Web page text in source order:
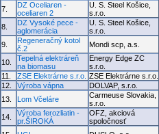
7.
DZ Oceliaren -
oceliaren 2
U. S. Steel Košice,
s.r.o.
8.
DZ Vysoké pece -
aglomerácia
U. S. Steel Košice,
s.r.o.
9.
Regeneračný kotol
č.2
Mondi scp, a.s.
10.
Tepelná elektráreň
na biomasu
Energy Edge ZC
s.r.o.
11.
ZSE Elektrárne s.r.o. ZSE Elektrárne s.r.o.
12.
Výroba vápna DOLVAP, s.r.o.
13.
Lom Včeláre
Carmeuse Slovakia,
s.r.o.
14.
Výroba ferozliatin -
pr.ŠIROKÁ
OFZ, akciová
spoločnosť